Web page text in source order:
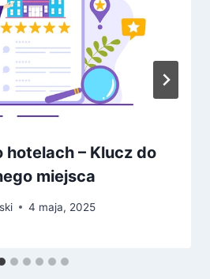
hotelach – Klucz do
miejsca
4 maja, 2025